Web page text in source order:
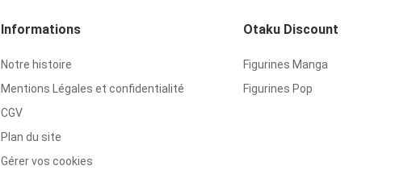
Informations
Notre histoire
Mentions Légales et confidentialité
CGV
Plan du site
Gérer vos cookies
Otaku Discount
Figurines Manga
Figurines Pop